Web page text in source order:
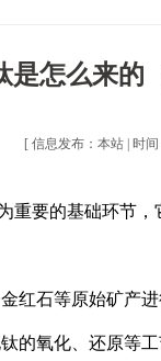
是怎么来的
[ 信息发布：本站 | 时间
重要的基础环节，
石等原始矿产进
的氧化、还原等